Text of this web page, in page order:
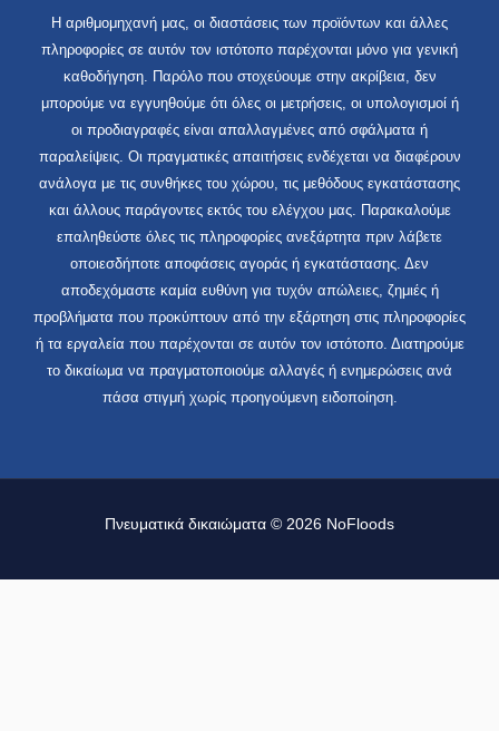
Η αριθμομηχανή μας, οι διαστάσεις των προϊόντων και άλλες
πληροφορίες σε αυτόν τον ιστότοπο παρέχονται μόνο για γενική
καθοδήγηση. Παρόλο που στοχεύουμε στην ακρίβεια, δεν
μπορούμε να εγγυηθούμε ότι όλες οι μετρήσεις, οι υπολογισμοί ή
οι προδιαγραφές είναι απαλλαγμένες από σφάλματα ή
παραλείψεις. Οι πραγματικές απαιτήσεις ενδέχεται να διαφέρουν
ανάλογα με τις συνθήκες του χώρου, τις μεθόδους εγκατάστασης
και άλλους παράγοντες εκτός του ελέγχου μας. Παρακαλούμε
επαληθεύστε όλες τις πληροφορίες ανεξάρτητα πριν λάβετε
οποιεσδήποτε αποφάσεις αγοράς ή εγκατάστασης. Δεν
αποδεχόμαστε καμία ευθύνη για τυχόν απώλειες, ζημιές ή
προβλήματα που προκύπτουν από την εξάρτηση στις πληροφορίες
ή τα εργαλεία που παρέχονται σε αυτόν τον ιστότοπο. Διατηρούμε
το δικαίωμα να πραγματοποιούμε αλλαγές ή ενημερώσεις ανά
πάσα στιγμή χωρίς προηγούμενη ειδοποίηση.
Πνευματικά δικαιώματα © 2026 NoFloods